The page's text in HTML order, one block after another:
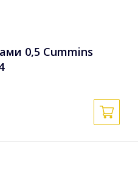
0,5 Cummins